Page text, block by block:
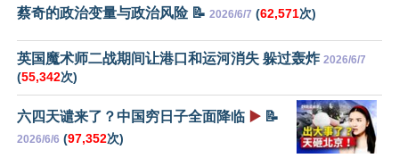
蔡奇的政治变量与政治风险 📝 2026/6/7 (62,571次)
英国魔术师二战期间让港口和运河消失 躲过轰炸 2026/6/7
(55,342次)
六四天谴来了？中国穷日子全面降临 ▶️ 📝
2026/6/6 (97,352次)